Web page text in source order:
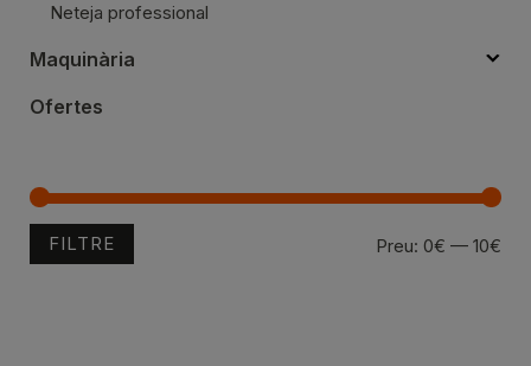
Neteja professional
Maquinària
Ofertes
FILTRE Preu: 0€ — 10€